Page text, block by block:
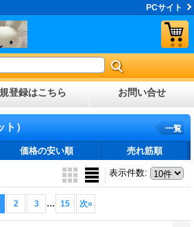
PCサイト
登録はこちら お問い合せ
） 一覧
価格の安い順 売れ筋順
表示件数:
2 3 ... 15 次»